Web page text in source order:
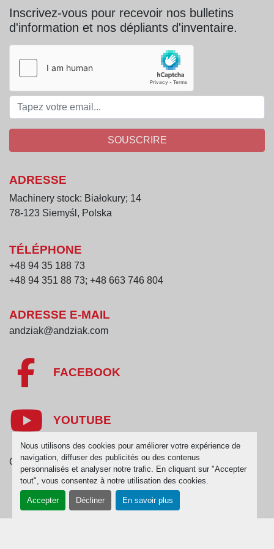
Nous utilisons des cookies pour améliorer votre expérience de
navigation, diffuser des publicités ou des contenus
personnalisés et analyser notre trafic. En cliquant sur "Accepter
tout", vous consentez à notre utilisation des cookies.
Accepter Décliner En savoir plus
Inscrivez-vous pour recevoir nos bulletins
d'information et nos dépliants d'inventaire.
SOUSCRIRE
ADRESSE
Machinery stock: Białokury; 14
78-123 Siemyśl, Polska
TÉLÉPHONE
+48 94 35 188 73
+48 94 351 88 73; +48 663 746 804
ADRESSE E-MAIL
andziak@andziak.com
FACEBOOK
YOUTUBE
Gérez les cookies